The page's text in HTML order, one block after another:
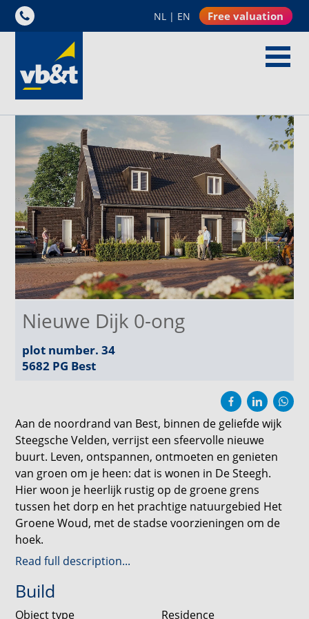
NL | EN Free valuation
Nieuwe Dijk 0-ong
plot number. 34
5682 PG Best
Aan de noordrand van Best, binnen de geliefde wijk
Steegsche Velden, verrijst een sfeervolle nieuwe
buurt. Leven, ontspannen, ontmoeten en genieten
van groen om je heen: dat is wonen in De Steegh.
Hier woon je heerlijk rustig op de groene grens
tussen het dorp en het prachtige natuurgebied Het
Groene Woud, met de stadse voorzieningen om de
hoek.
In nieuwbouwproject De Steegh vind je 42
energiezuinige koopwoningen, geschikt voor starters,
Read full description...
Build
Object type
Residence